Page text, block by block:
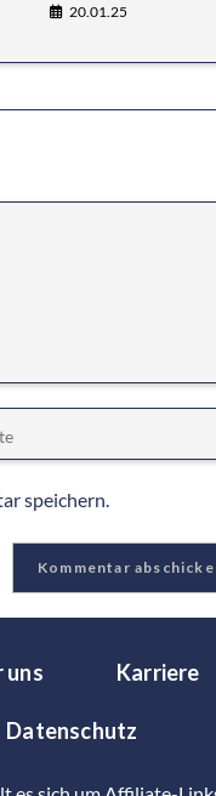
20.01.25
speichern.
uns Karriere
Datenschutz